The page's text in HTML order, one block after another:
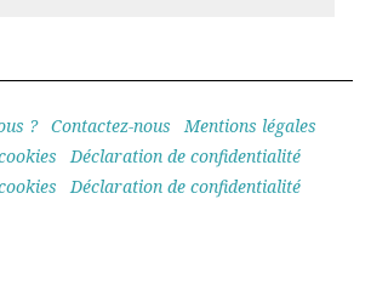
? Contactez-nous
Mentions légales
Déclaration de confidentialité
Déclaration de confidentialité